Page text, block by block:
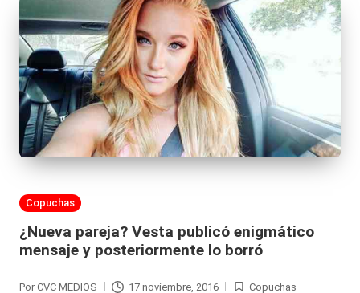
Publicada
Copuchas
¿Nueva pareja? Vesta publicó enigmático
mensaje y posteriormente lo borró
Por CVC MEDIOS 17 noviembre, 2016 Copuchas